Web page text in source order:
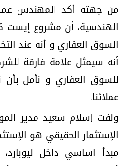
من جهته أكد المهندس عمر
الهندسية، أن مشروع إيست
السوق العقاري و أنه عند
أنه سيمثل علامة فارقة
للسوق العقاري و نأمل
عملائنا.
ولفت إسلام سعيد مدير
الإستثمار الحقيقي هو
مبدأ اساسي داخل